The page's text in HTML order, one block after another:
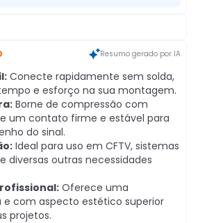
Resumo gerado por IA
Conecte rapidamente sem solda,
e esforço na sua montagem.
Borne de compressão com
um contato firme e estável para
do sinal.
Ideal para uso em CFTV, sistemas
diversas outras necessidades
Oferece uma
e com aspecto estético superior
projetos.